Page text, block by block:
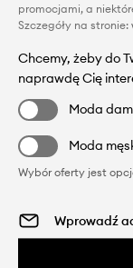
promocjami, a
Szczegóły na stronie:
Chcemy, żeby do
naprawdę Cię
Moda
Moda
Wybór oferty jest